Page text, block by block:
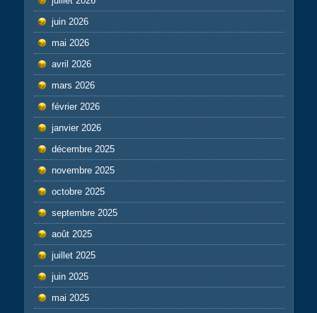
juin 2026
mai 2026
avril 2026
mars 2026
février 2026
janvier 2026
décembre 2025
novembre 2025
octobre 2025
septembre 2025
août 2025
juillet 2025
juin 2025
mai 2025